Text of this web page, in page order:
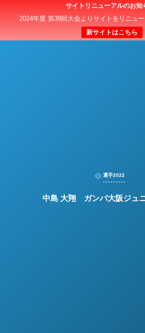
サイトリニューアルのお知
2024年度 第39回大会よりサイトをリニュー
新サイトはこちら
日本クラブユースサッカー選手
選手2022
中島 大翔 ガンバ大阪ジュ